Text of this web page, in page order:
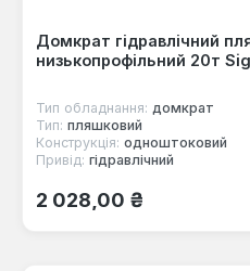
Домкрат гідравлічний
низькопрофільний 20т
Тип обладнання: домкрат
Тип: пляшковий
Конструкція: одноштоковий
Привід: гідравлічний
Звичайна ціна:
2 028,00 ₴